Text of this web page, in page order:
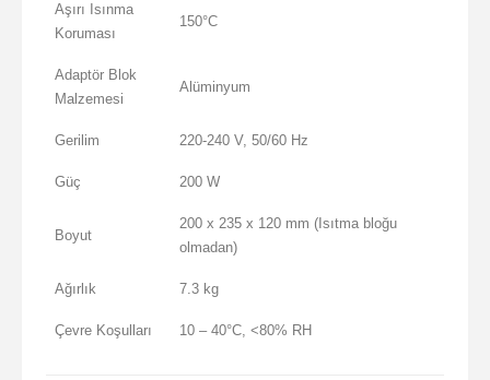
Aşırı Isınma
Koruması
150°C
Adaptör Blok
Malzemesi
Alüminyum
Gerilim 220-240 V, 50/60 Hz
Güç 200 W
Boyut
200 x 235 x 120 mm (Isıtma bloğu
olmadan)
Ağırlık 7.3 kg
Çevre Koşulları 10 – 40°C, <80% RH